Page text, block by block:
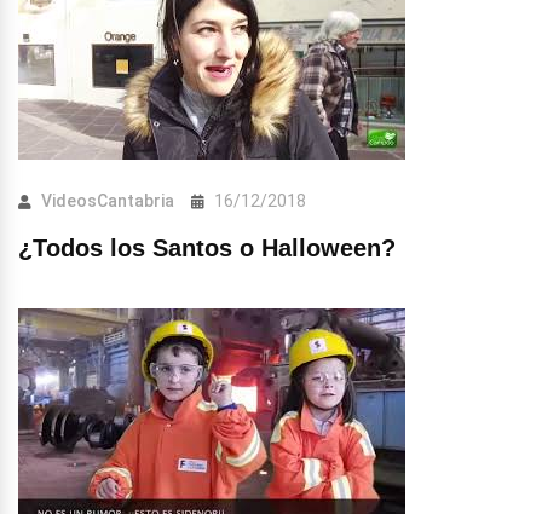
VideosCantabria 16/12/2018
¿Todos los Santos o Halloween?